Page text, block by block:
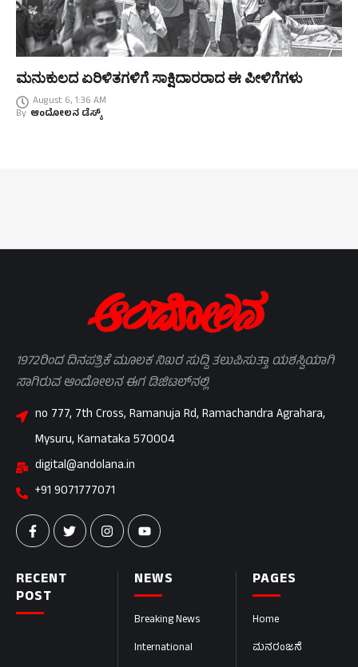
ಮನುಕುಲದ ಏರಿಳಿತಗಳಿಗೆ ಸಾಕ್ಷಿದಾರರಾದ ಈ ಪೀಳಿಗೆಗಳು
August 6, 1:36 AM
By ಆಂದೋಲನ ಡೆಸ್ಕ್
PAGES
Home
ಮನರಂಜನೆ
NEWS
Breaking News
International
RECENT
POST
1972ರಿಂದ ದಿನಪತ್ರಿಕೆ ಮೂಲಕ ನಿಖರ ಸುದ್ದಿ ತಲುಪಿಸುತ್ತಾ ಯಶಸ್ವಿಯಾಗಿ
ಸಾಗಿರುವ ಆಂದೋಲನ ಈಗ ಡಿಜಿಟಲ್‌ನಲ್ಲಿ
no 777, 7th Cross, Ramanuja Rd, Ramachandra Agrahara,
Mysuru, Karnataka 570004
digital@andolana.in
+91 9071777071